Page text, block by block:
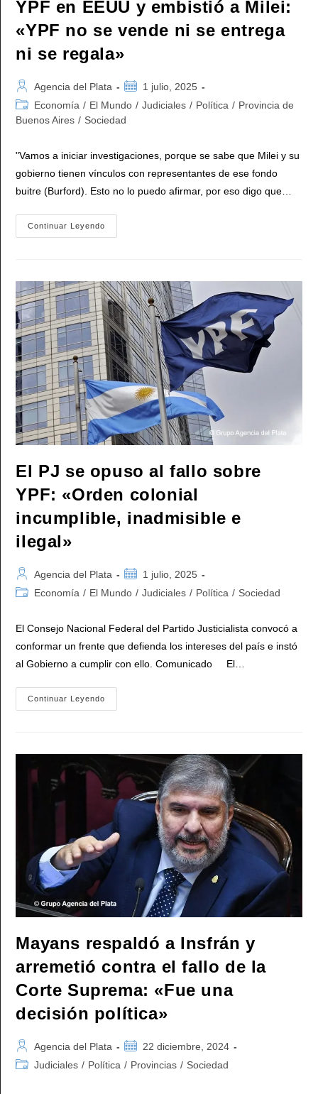
YPF en EEUU y embistió a Milei:
«YPF no se vende ni se entrega
ni se regala»
Autor
de
la
Agencia del Plata
Publicación
de
la
1 julio, 2025
Categoría
de
Economía / El Mundo / Judiciales / Política / Provincia de
Buenos Aires / Sociedad
"Vamos a iniciar investigaciones, porque se sabe que Milei y su
gobierno tienen vínculos con representantes de ese fondo
buitre (Burford). Esto no lo puedo afirmar, por eso digo que…
Continuar Leyendo
Repudió
En
EEUU
Y
Embistió
A
Milei:
«YPF
No
Se
Vende
Ni
Se
Entrega
Ni
Se
Regala»
El PJ se opuso al fallo sobre
YPF: «Orden colonial
incumplible, inadmisible e
ilegal»
Autor
de
Agencia del Plata
Publicación
de
1 julio, 2025
Categoría
Economía / El Mundo / Judiciales / Política / Sociedad
El Consejo Nacional Federal del Partido Justicialista convocó a
conformar un frente que defienda los intereses del país e instó
al Gobierno a cumplir con ello. Comunicado El…
Continuar Leyendo
PJ
Sobre
«Orden
Colonial
Incumplible,
Inadmisible
E
Ilegal»
Mayans respaldó a Insfrán y
arremetió contra el fallo de la
Corte Suprema: «Fue una
decisión política»
Autor
de
Agencia del Plata
Publicación
de
22 diciembre, 2024
Categoría
Judiciales / Política / Provincias / Sociedad